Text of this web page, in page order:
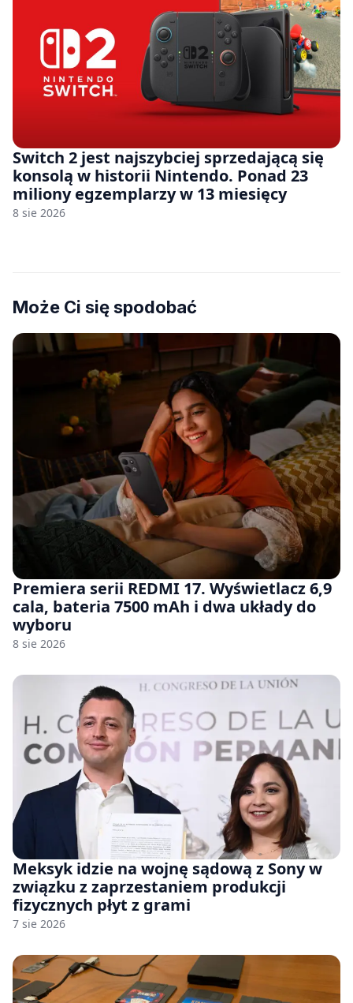
Switch 2 jest najszybciej sprzedającą się
konsolą w historii Nintendo. Ponad 23
miliony egzemplarzy w 13 miesięcy
8 sie 2026
Może Ci się spodobać
Premiera serii REDMI 17. Wyświetlacz 6,9
cala, bateria 7500 mAh i dwa układy do
wyboru
8 sie 2026
Meksyk idzie na wojnę sądową z Sony w
związku z zaprzestaniem produkcji
fizycznych płyt z grami
7 sie 2026